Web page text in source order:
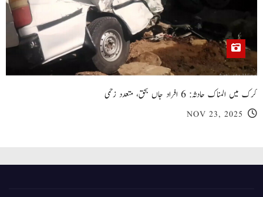
کرک میں المناک حادثہ: 6 افراد جاں بحق، متعدد زخمی
NOV 23, 2025